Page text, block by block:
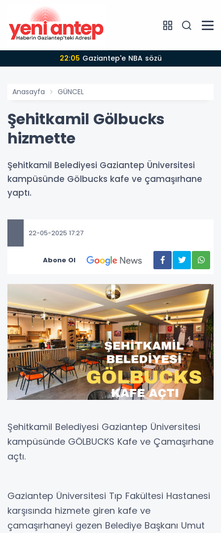
22:05 Gaziantep'e NBA sözü
Anasayfa GÜNCEL
Şehitkamil Gölbucks
hizmette
Şehitkamil Belediyesi Gaziantep Üniversitesi
kampüsünde Gölbucks kafe ve çamaşırhane
yaptı.
22-05-2025 17:27
Abone Ol
Şehitkamil Belediyesi Gaziantep Üniversitesi
kampüsünde GÖLBUCKS Kafe ve Çamaşırhane
açtı.
Gaziantep Üniversitesi Tıp Fakültesi Hastanesi
karşısında hizmete giren kafe ve
çamaşırhaneyi gezen Belediye Başkanı Umut